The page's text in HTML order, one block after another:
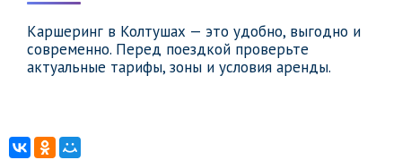
Каршеринг в Колтушах — это удобно, выгодно и
современно. Перед поездкой проверьте
актуальные тарифы, зоны и условия аренды.